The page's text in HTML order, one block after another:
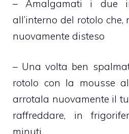
– Amalgamati i due
all’interno del rotolo
nuovamente disteso
– Una volta ben
rotolo con la mousse
arrotala nuovamente il
raffreddare, in
minuti.